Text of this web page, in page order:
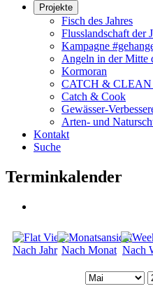
Projekte
Fisch des Jahres
Flusslandschaft der
Kampagne
Angeln in der Mitte
Kormoran
CATCH &
Catch & Cook
Gewässer-
Arten- und
Kontakt
Suche
Terminkalender
Nach Jahr Nach Monat Nach